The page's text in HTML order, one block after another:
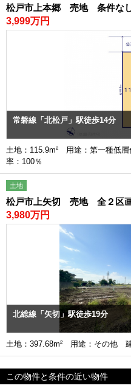
松戸市上本郷 売地 条件な
3,999万円
常磐線「北松戸」駅徒歩14分
土地：115.9m² 用途：第一種低
率：100％
土地
松戸市上矢切 売地 全２区
3,980万円
北総線「矢切」駅徒歩19分
土地：397.68m² 用途：その他
この物件と条件の近い物件